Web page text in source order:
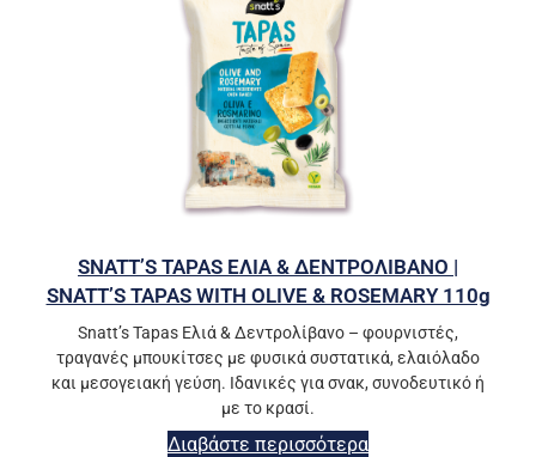
SNATT’S TAPAS ΕΛΙΑ & ΔΕΝΤΡΟΛΙΒΑΝΟ |
SNATT’S TAPAS WITH OLIVE & ROSEMARY 110g
Snatt’s Tapas Ελιά & Δεντρολίβανο – φουρνιστές,
τραγανές μπουκίτσες με φυσικά συστατικά, ελαιόλαδο
και μεσογειακή γεύση. Ιδανικές για σνακ, συνοδευτικό ή
με το κρασί.
Διαβάστε περισσότερα